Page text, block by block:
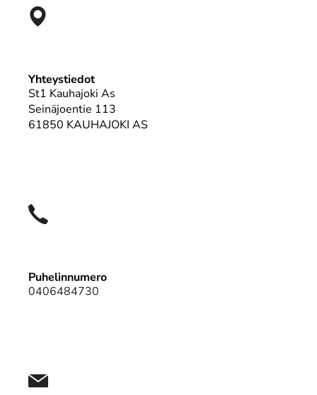
Yhteystiedot
St1 Kauhajoki As
Seinäjoentie 113
61850 KAUHAJOKI AS
Puhelinnumero
0406484730